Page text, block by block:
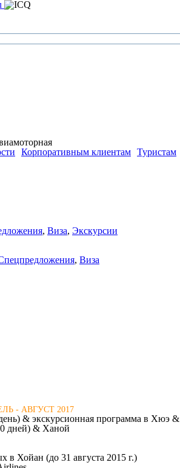
Корпоративным клиентам Туристам
, Виза, Экскурсии
, Виза
- АВГУСТ 2017
& экскурсионная программа в Хюэ &
дней) & Ханой
в Хойан (до 31 августа 2015 г.)